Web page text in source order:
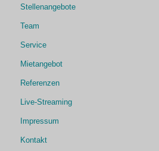
Stellenangebote
Team
Service
Mietangebot
Referenzen
Live-Streaming
Impressum
Kontakt